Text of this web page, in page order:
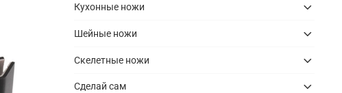
Кухонные ножи
Шейные ножи
Скелетные ножи
Сделай сам